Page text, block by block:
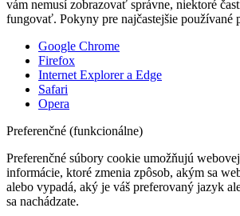
vám nemusí zobrazovať správne, niektoré
fungovať. Pokyny pre najčastejšie používané
Google Chrome
Firefox
Internet Explorer a Edge
Safari
Opera
Preferenčné (funkcionálne)
Preferenčné súbory cookie umožňujú
informácie, ktoré zmenia zpôsob, akým sa
alebo vypadá, aký je váš preferovaný jazyk
sa nachádzate.